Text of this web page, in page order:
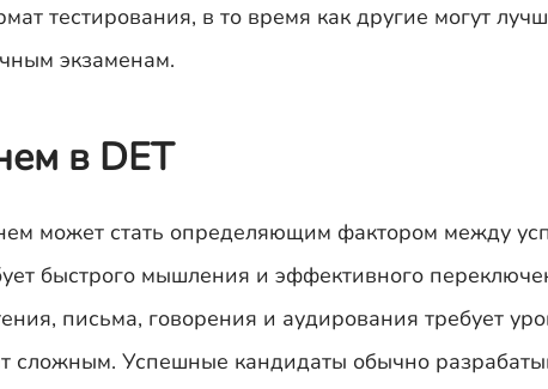
тестирования, в то время как другие могут
экзаменам.
в DET
может стать определяющим фактором между
быстрого мышления и эффективного
письма, говорения и аудирования требует
сложным. Успешные кандидаты обычно